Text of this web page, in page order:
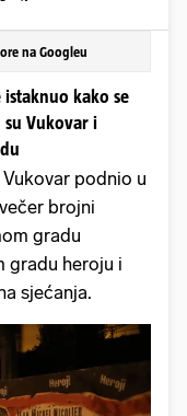
na Googleu
kako se
su Vukovar i
podnio u
brojni
gradu
gradu heroju i
sjećanja.